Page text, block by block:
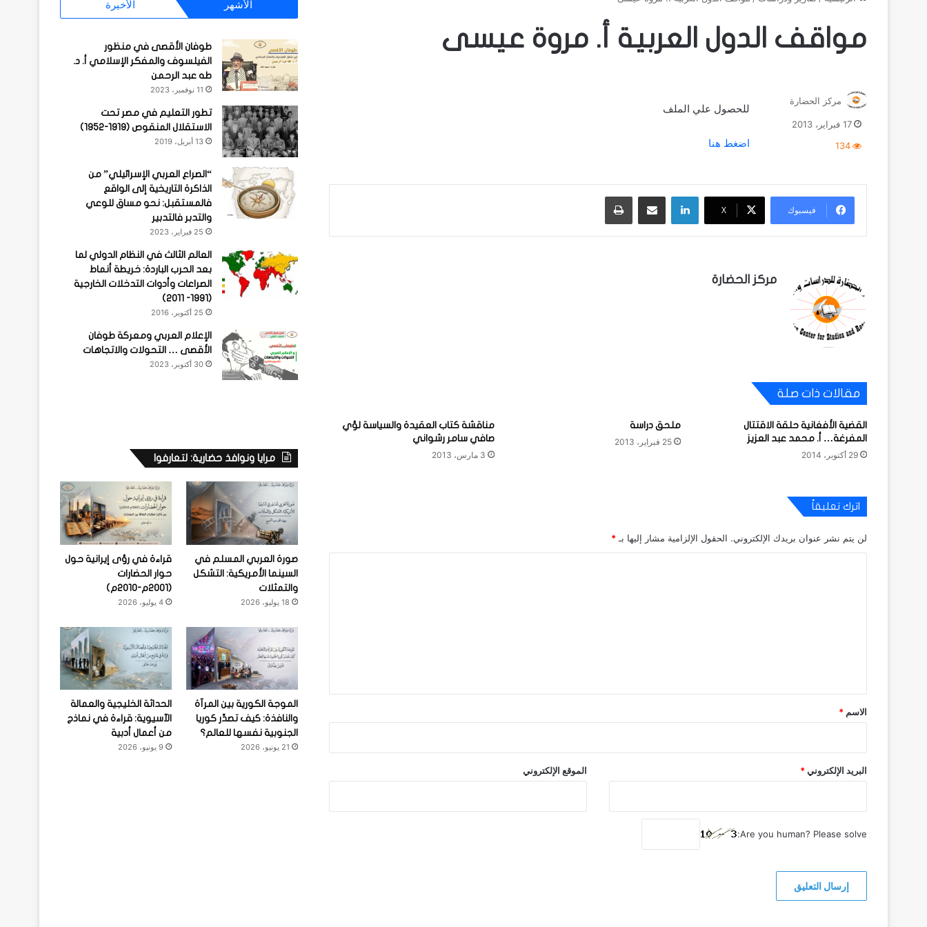
مواقف الدول العربية أ. مروة عيسى
للحصول علي الملف
اضغط هنا
مركز الحضارة
17 فبراير، 2013
134
فيسبوك ‫X
لينكدإن
مركز الحضارة
مقالات ذات صلة
القضية الأفغانية حلقة الاقتتال
المفرغة… أ. محمد عبد العزيز
29 أكتوبر، 2014
ملحق دراسة
25 فبراير، 2013
مناقشة كتاب العقيدة والسياسة لؤي
صافي سامر رشواني
3 مارس، 2013
اترك تعليقاً
لن يتم نشر عنوان بريدك الإلكتروني. الحقول الإلزامية مشار إليها بـ *
*
الاسم *
البريد الإلكتروني * الموقع الإلكتروني
Are you human? Please solve:
الأشهر الأخيرة
طوفان الأقصى في منظور
الفيلسوف والمفكر الإسلامي أ. د.
طه عبد الرحمن
11 نوفمبر، 2023
تطور التعليم في مصر تحت
الاستقلال المنقوص (1919-1952)
13 أبريل، 2019
“الصراع العربي الإسرائيلي” من
الذاكرة التاريخية إلى الواقع
فالمستقبل: نحو مساق للوعي
والتدبر فالتدبير
25 فبراير، 2023
العالم الثالث في النظام الدولي لما
بعد الحرب الباردة: خريطة أنماط
الصراعات وأدوات التدخلات الخارجية
(1991- 2011)
25 أكتوبر، 2016
الإعلام العربي ومعركة طوفان
الأقصى … التحولات والاتجاهات
30 أكتوبر، 2023
مرايا ونوافذ حضارية: لتعارفوا
صورة العربي المسلم في
السينما الأمريكية: التشكل
والتمثلات
18 يوليو، 2026
قراءة في رؤى إيرانية حول
حوار الحضارات
(2001م-2010م)
4 يوليو، 2026
الموجة الكورية بين المرآة
والنافذة: كيف تصدِّر كوريا
الجنوبية نفسها للعالم؟
21 يونيو، 2026
الحداثة الخليجية والعمالة
الآسيوية: قراءة في نماذج
من أعمال أدبية
9 يونيو، 2026